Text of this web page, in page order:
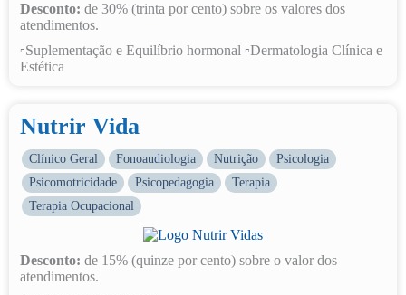
Desconto: de 30% (trinta por cento) sobre os valores dos
atendimentos.
▫️Suplementação e Equilíbrio hormonal ▫️Dermatologia Clínica e
Estética
Nutrir Vida
Clínico Geral Fonoaudiologia Nutrição
Psicologia
Psicomotricidade
Psicopedagogia
Terapia
Terapia Ocupacional
Desconto: de 15% (quinze por cento) sobre o valor dos
atendimentos.